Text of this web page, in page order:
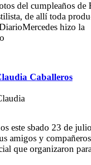
del cumpleaños de
de allí toda
hizo la
Caballeros
este sbado 23 de
amigos y compañeros
que organizaron